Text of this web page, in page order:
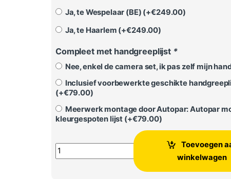
Ja, te Wespelaar (BE) (+€249.00)
Ja, te Haarlem (+€249.00)
Compleet met handgreeplijst *
Nee, enkel de camera set, ik pas zelf mijn
Inclusief voorbewerkte geschikte
(+€79.00)
Meerwerk montage door Autopar: Autopar
kleurgespoten lijst (+€79.00)
Achteruitrijcamera VW Caddy aantalToevoegen
winkelwagen